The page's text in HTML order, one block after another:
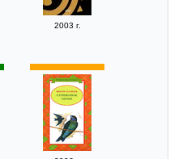
2003 г.